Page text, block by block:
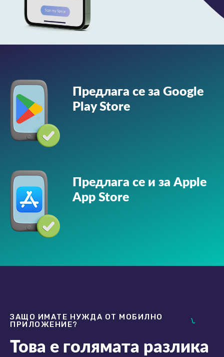
Предлага се за Google
Play Store
Предлага се и за Apple
App Store
ЗАЩО ИМАТЕ НУЖДА ОТ МОБИЛНО
ПРИЛОЖЕНИЕ?
Това е голямата разлика